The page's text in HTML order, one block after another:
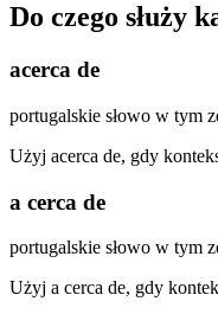
Do czego służy
acerca de
portugalskie słowo w tym
Użyj acerca de, gdy
a cerca de
portugalskie słowo w tym
Użyj a cerca de, gdy